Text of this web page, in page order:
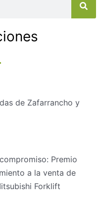
de Zafarrancho y
Premio
a la venta de
Forklift